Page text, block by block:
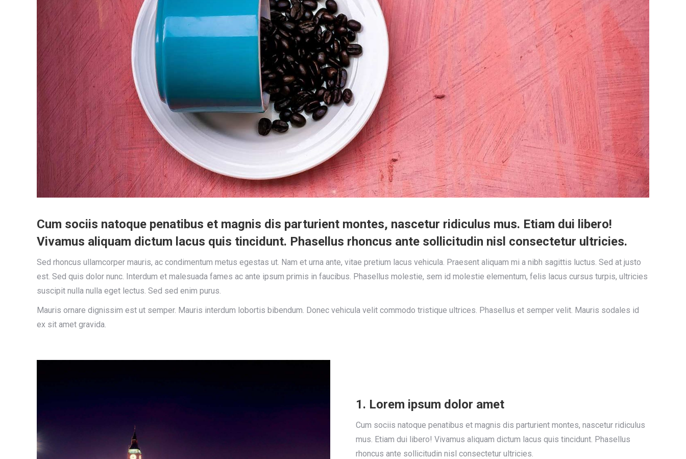
Cum sociis natoque penatibus et magnis dis parturient montes, nascetur ridiculus mus. Etiam dui libero!
Vivamus aliquam dictum lacus quis tincidunt. Phasellus rhoncus ante sollicitudin nisl consectetur ultricies.
Sed rhoncus ullamcorper mauris, ac condimentum metus egestas ut. Nam et urna ante, vitae pretium lacus vehicula. Praesent aliquam mi a nibh sagittis luctus. Sed at justo
est. Sed quis dolor nunc. Interdum et malesuada fames ac ante ipsum primis in faucibus. Phasellus molestie, sem id molestie elementum, felis lacus cursus turpis, ultricies
suscipit nulla nulla eget lectus. Sed sed enim purus.
Mauris ornare dignissim est ut semper. Mauris interdum lobortis bibendum. Donec vehicula velit commodo tristique ultrices. Phasellus et semper velit. Mauris sodales id
ex sit amet gravida.
1. Lorem ipsum dolor amet
Cum sociis natoque penatibus et magnis dis parturient montes, nascetur ridiculus
mus. Etiam dui libero! Vivamus aliquam dictum lacus quis tincidunt. Phasellus
rhoncus ante sollicitudin nisl consectetur ultricies.